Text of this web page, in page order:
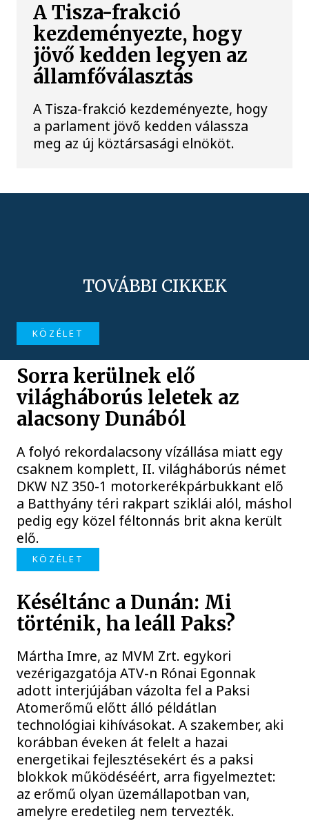
A Tisza-frakció
kezdeményezte, hogy
jövő kedden legyen az
államfőválasztás
A Tisza-frakció kezdeményezte, hogy
a parlament jövő kedden válassza
meg az új köztársasági elnököt.
TOVÁBBI CIKKEK
KÖZÉLET
Sorra kerülnek elő
világháborús leletek az
alacsony Dunából
A folyó rekordalacsony vízállása miatt egy
csaknem komplett, II. világháborús német
DKW NZ 350-1 motorkerékpárbukkant elő
a Batthyány téri rakpart sziklái alól, máshol
pedig egy közel féltonnás brit akna került
elő.
KÖZÉLET
Késéltánc a Dunán: Mi
történik, ha leáll Paks?
Mártha Imre, az MVM Zrt. egykori
vezérigazgatója ATV-n Rónai Egonnak
adott interjújában vázolta fel a Paksi
Atomerőmű előtt álló példátlan
technológiai kihívásokat. A szakember, aki
korábban éveken át felelt a hazai
energetikai fejlesztésekért és a paksi
blokkok működéséért, arra figyelmeztet:
az erőmű olyan üzemállapotban van,
amelyre eredetileg nem tervezték.